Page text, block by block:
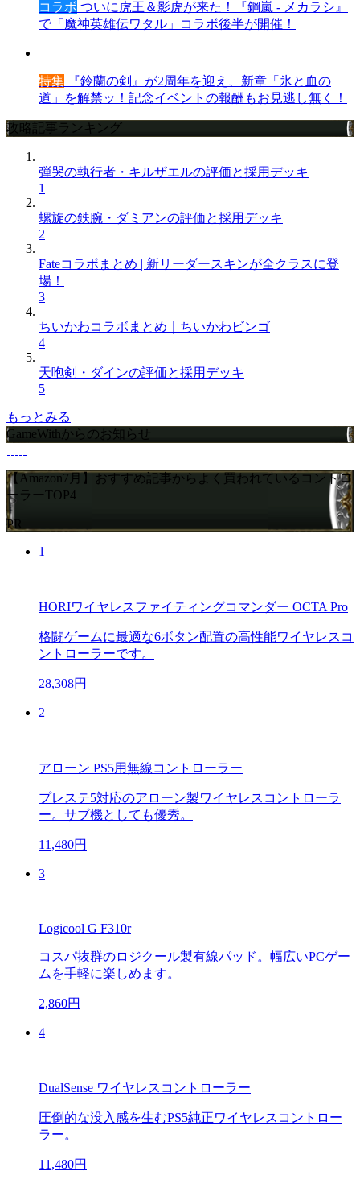
コラボ ついに虎王＆影虎が来た！『鋼嵐 - メカラシ』
で「魔神英雄伝ワタル」コラボ後半が開催！
特集 『鈴蘭の剣』が2周年を迎え、新章「氷と血の
道」を解禁ッ！記念イベントの報酬もお見逃し無く！
攻略記事ランキング
弾哭の執行者・キルザエルの評価と採用デッキ
1
螺旋の鉄腕・ダミアンの評価と採用デッキ
2
Fateコラボまとめ | 新リーダースキンが全クラスに登
場！
3
ちいかわコラボまとめ｜ちいかわビンゴ
4
天咆剣・ダインの評価と採用デッキ
5
もっとみる
GameWithからのお知らせ
【Amazon7月】おすすめ記事からよく買われているコントロ
ーラーTOP4
PR
1
HORIワイヤレスファイティングコマンダー OCTA Pro
格闘ゲームに最適な6ボタン配置の高性能ワイヤレスコ
ントローラーです。
28,308円
2
アローン PS5用無線コントローラー
プレステ5対応のアローン製ワイヤレスコントローラ
ー。サブ機としても優秀。
11,480円
3
Logicool G F310r
コスパ抜群のロジクール製有線パッド。幅広いPCゲー
ムを手軽に楽しめます。
2,860円
4
DualSense ワイヤレスコントローラー
圧倒的な没入感を生むPS5純正ワイヤレスコントロー
ラー。
11,480円